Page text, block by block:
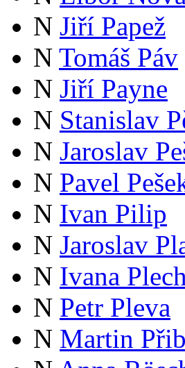
N Jiří Papež
N Tomáš Páv
N Jiří Payne
N Stanislav
N Jaroslav
N Pavel
N Ivan Pilip
N Jaroslav
N Ivana
N Petr Pleva
N Martin